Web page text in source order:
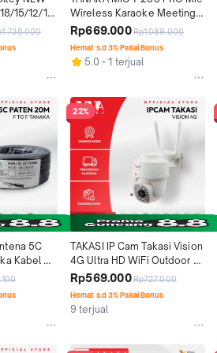
15/12/10
Wireless Karaoke Meeting
Professional Rackmount
Receiver Unit Double
Microphone Sinyal Stabil
Rp669.000Rp1.089.000
Hemat s.d 3% Pakai Bonus
5.0 1 terjual
5C
Kabel
22%
TAKASI IP Cam Takasi Vision
4G Ultra HD WiFi Outdoor
CCTV PTZ Camera
Komunikasi Dua Arah
Garansi Resmi 1 Tahun
Rp569.000Rp727.000
Hemat s.d 3% Pakai Bonus
9 terjual